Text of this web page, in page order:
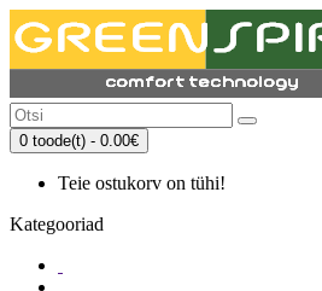
0 toode(t) - 0.00€
Teie ostukorv on tühi!
Kategooriad